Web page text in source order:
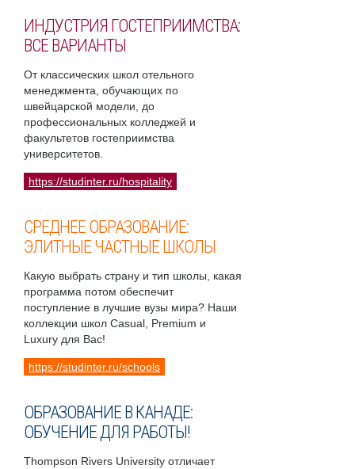
ИНДУСТРИЯ ГОСТЕПРИИМСТВА:
ВСЕ ВАРИАНТЫ
От классических школ отельного
менеджмента, обучающих по
швейцарской модели, до
профессиональных колледжей и
факультетов гостеприимства
университетов.
https://studinter.ru/hospitality
СРЕДНЕЕ ОБРАЗОВАНИЕ:
ЭЛИТНЫЕ ЧАСТНЫЕ ШКОЛЫ
Какую выбрать страну и тип школы, какая
программа потом обеспечит
поступление в лучшие вузы мира? Наши
коллекции школ Casual, Premium и
Luxury для Вас!
https://studinter.ru/schools
ОБРАЗОВАНИЕ В КАНАДЕ:
ОБУЧЕНИЕ ДЛЯ РАБОТЫ!
Thompson Rivers University отличает